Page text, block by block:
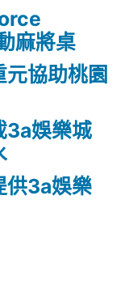
麻將桌
協助桃園
3a娛樂城
供3a娛樂